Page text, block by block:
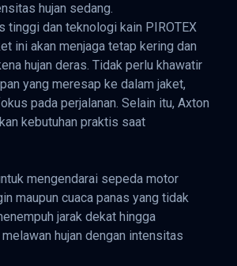
hujan sedang.
tinggi dan teknologi kain PIROTEX
ini akan menjaga tetap kering dan
hujan deras. Tidak perlu khawatir
yang meresap ke dalam jaket,
pada perjalanan. Selain itu, Axton
kebutuhan praktis saat
mengendarai sepeda motor
maupun cuaca panas yang tidak
jarak dekat hingga
hujan dengan intensitas